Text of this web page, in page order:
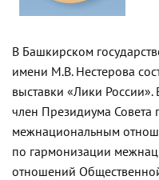
В Башкирском
имени М.В. Нестерова
выставки «Лики
член Президиума
межнациональным
по гармонизации
отношений